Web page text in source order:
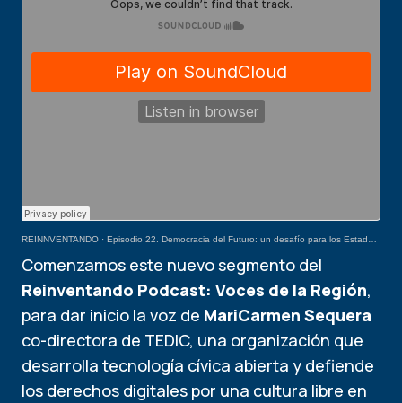
REINNVENTANDO · Episodio 22. Democracia del Futuro: un desafío para los Estados de la región
Comenzamos este nuevo segmento del
Reinventando Podcast: Voces de la Región,
para dar inicio la voz de MariCarmen Sequera
co-directora de TEDIC, una organización que
desarrolla tecnología cívica abierta y defiende
los derechos digitales por una cultura libre en